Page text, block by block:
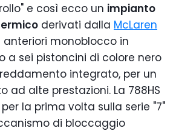
e così ecco un impianto
derivati ​​dalla McLaren
anteriori monoblocco in
a sei pistoncini di colore nero
integrato, per un
ad alte prestazioni. La 788HS
la prima volta sulla serie "7"
di bloccaggio